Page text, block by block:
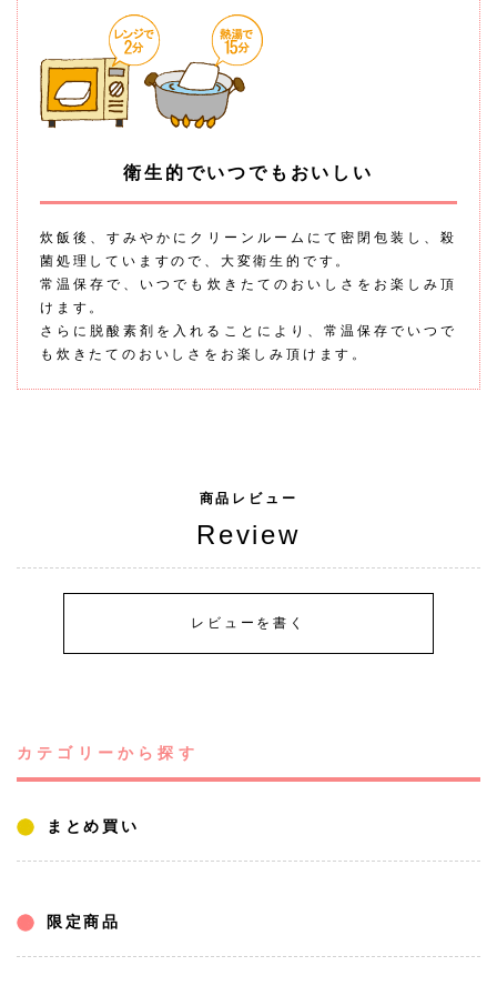
カテゴリーから探す
まとめ買い
限定商品
衛生的でいつでもおいしい
炊飯後、すみやかにクリーンルームにて密閉包装し、殺
菌処理していますので、大変衛生的です。
常温保存で、いつでも炊きたてのおいしさをお楽しみ頂
けます。
さらに脱酸素剤を入れることにより、常温保存でいつで
も炊きたてのおいしさをお楽しみ頂けます。
商品レビュー
Review
レビューを書く